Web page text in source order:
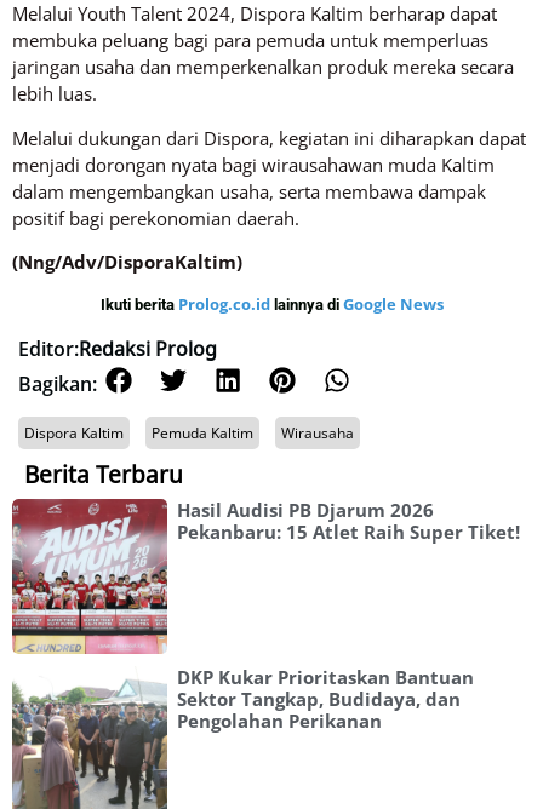
Melalui Youth Talent 2024, Dispora Kaltim berharap dapat
membuka peluang bagi para pemuda untuk memperluas
jaringan usaha dan memperkenalkan produk mereka secara
lebih luas.
Melalui dukungan dari Dispora, kegiatan ini diharapkan dapat
menjadi dorongan nyata bagi wirausahawan muda Kaltim
dalam mengembangkan usaha, serta membawa dampak
positif bagi perekonomian daerah.
(Nng/Adv/DisporaKaltim)
Ikuti berita Prolog.co.id lainnya di Google News
Editor:Redaksi Prolog
Bagikan:
Dispora Kaltim Pemuda Kaltim Wirausaha
Berita Terbaru
Hasil Audisi PB Djarum 2026
Pekanbaru: 15 Atlet Raih Super Tiket!
DKP Kukar Prioritaskan Bantuan
Sektor Tangkap, Budidaya, dan
Pengolahan Perikanan